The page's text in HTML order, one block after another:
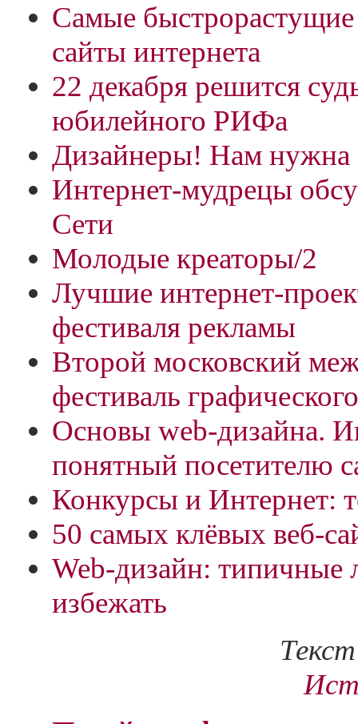
Самые быстрорастущие
сайты интернета
22 декабря решится
юбилейного РИФа
Дизайнеры! Нам нужна
Интернет-мудрецы
Сети
Молодые креаторы/2
Лучшие интернет-
фестиваля рекламы
Второй московский
фестиваль
Основы web-дизайна.
понятный посетителю
Конкурсы и Интернет:
50 самых клёвых веб-
Web-дизайн: типичные
избежать